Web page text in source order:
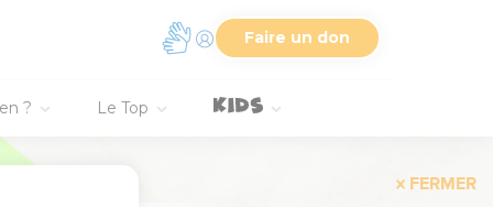
Faire un don
? Le Top
FERMER